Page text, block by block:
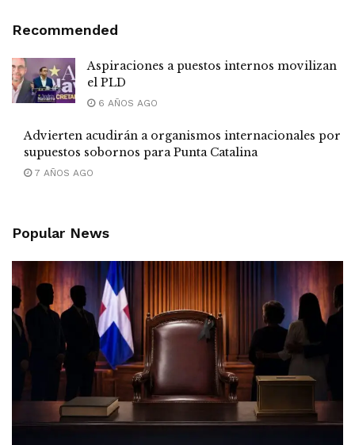
Recommended
Aspiraciones a puestos internos movilizan
el PLD
6 AÑOS AGO
Advierten acudirán a organismos internacionales por
supuestos sobornos para Punta Catalina
7 AÑOS AGO
Popular News